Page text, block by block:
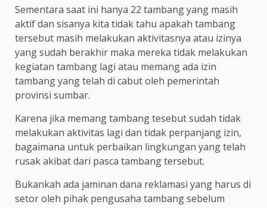
Sementara saat ini hanya 22 tambang yang masih
aktif dan sisanya kita tidak tahu apakah tambang
tersebut masih melakukan aktivitasnya atau izinya
yang sudah berakhir maka mereka tidak melakukan
kegiatan tambang lagi atau memang ada izin
tambang yang telah di cabut oleh pemerintah
provinsi sumbar.
Karena jika memang tambang tesebut sudah tidak
melakukan aktivitas lagi dan tidak perpanjang izin,
bagaimana untuk perbaikan lingkungan yang telah
rusak akibat dari pasca tambang tersebut.
Bukankah ada jaminan dana reklamasi yang harus di
setor oleh pihak pengusaha tambang sebelum